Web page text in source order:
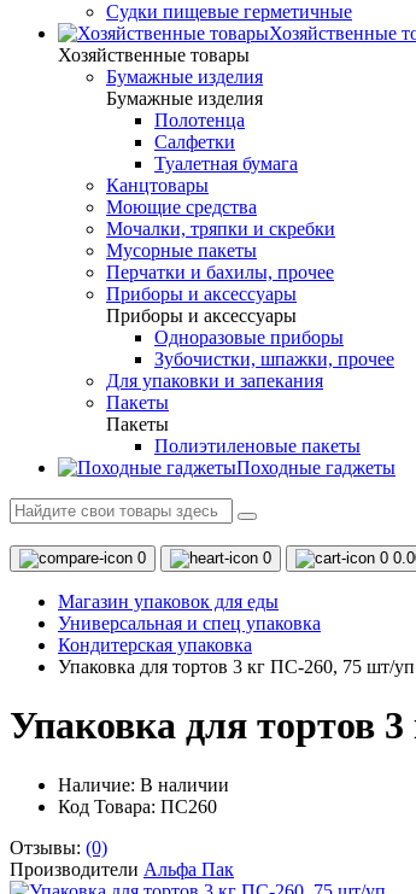
Судки пищевые герметичные
Хозяйственные
Хозяйственные товары
Бумажные изделия
Бумажные изделия
Полотенца
Салфетки
Туалетная бумага
Канцтовары
Моющие средства
Мочалки, тряпки и скребки
Мусорные пакеты
Перчатки и бахилы, прочее
Приборы и аксессуары
Приборы и аксессуары
Одноразовые приборы
Зубочистки, шпажки, прочее
Для упаковки и запекания
Пакеты
Пакеты
Полиэтиленовые пакеты
Походные гаджеты
0 0 0
Магазин упаковок для еды
Универсальная и спец упаковка
Кондитерская упаковка
Упаковка для тортов 3 кг ПС-260, 75 шт/уп
Упаковка для тортов
Наличие: В наличии
Код Товара: ПС260
Отзывы: (0)
Производители Альфа Пак